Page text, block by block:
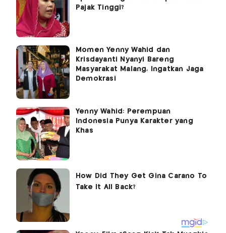
Pajak Tinggi?
Momen Yenny Wahid dan
Krisdayanti Nyanyi Bareng
Masyarakat Malang, Ingatkan Jaga
Demokrasi
Yenny Wahid: Perempuan
Indonesia Punya Karakter yang
Khas